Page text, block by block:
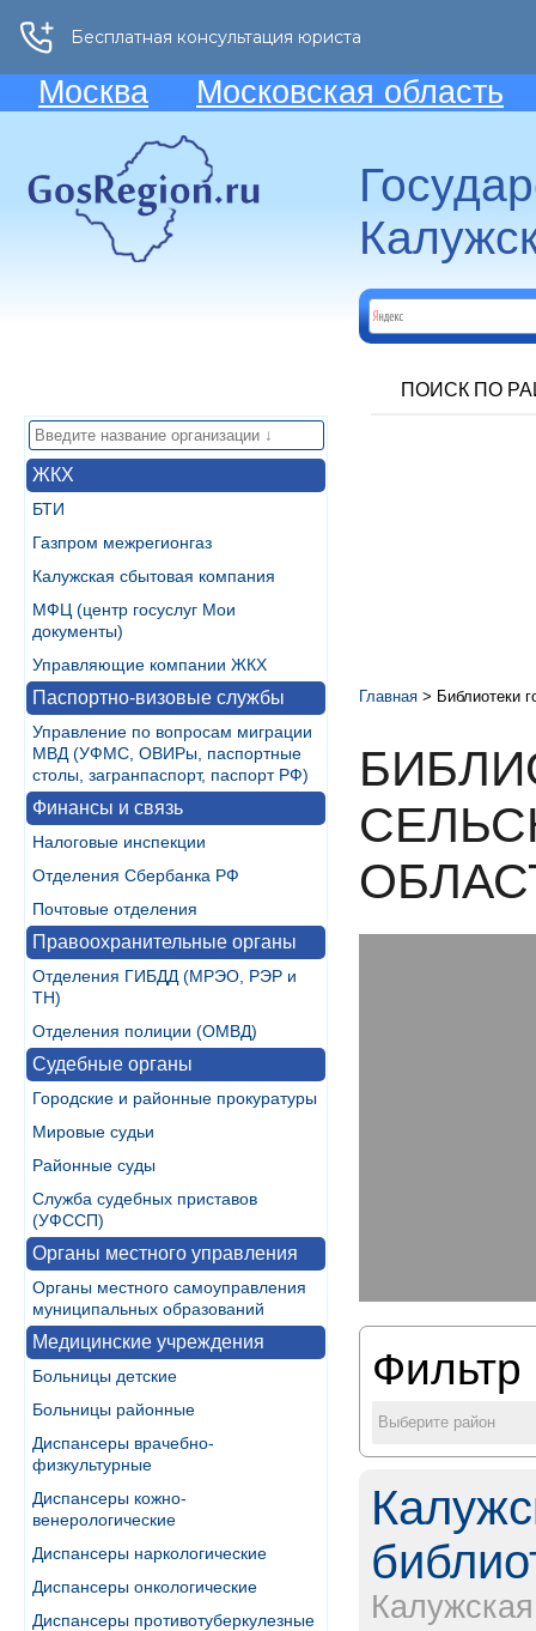
Москва Московская область
ПОИСК ПО
ЖКХ
БТИ
Газпром межрегионгаз
Калужская сбытовая компания
МФЦ (центр госуслуг Мои
документы)
Управляющие компании ЖКХ
Паспортно-визовые службы
Управление по вопросам миграции
МВД (УФМС, ОВИРы, паспортные
столы, загранпаспорт, паспорт РФ)
Финансы и связь
Налоговые инспекции
Отделения Сбербанка РФ
Почтовые отделения
Правоохранительные органы
Отделения ГИБДД (МРЭО, РЭР и
ТН)
Отделения полиции (ОМВД)
Судебные органы
Городские и районные прокуратуры
Мировые судьи
Районные суды
Служба судебных приставов
(УФССП)
Органы местного управления
Органы местного самоуправления
муниципальных образований
Медицинские учреждения
Больницы детские
Больницы районные
Диспансеры врачебно-
физкультурные
Диспансеры кожно-
венерологические
Диспансеры наркологические
Диспансеры онкологические
Диспансеры противотуберкулезные
Главная > Библиотеки
Фильтр
Выберите район